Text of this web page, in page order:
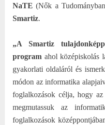
NaTE (Nők a
Smartiz.
„A Smartiz
program ahol középiskolás
gyakorlati oldaláról és
módon az informatika
foglalkozások célja, hogy
megmutassuk az
foglalkozások